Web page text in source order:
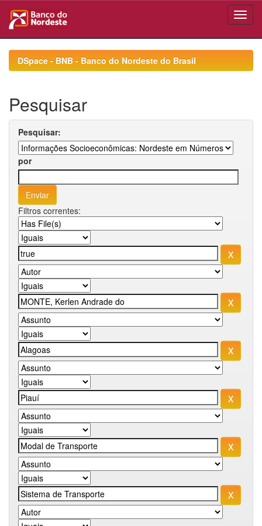
navigationDSpace - BNB - Banco do Nordeste do Brasil
Pesquisar
Pesquisar:
por
Filtros correntes: